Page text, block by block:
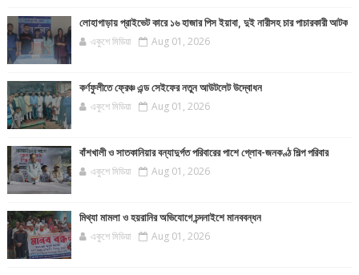
লোহাগাড়ায় প্রাইভেট কারে ১৬ হাজার পিস ইয়াবা, দুই নারীসহ চার পাচারকারী আটক
একুশে মিডিয়া Aug 01, 2026
কর্ণফুলীতে ফ্রেঞ্চ এন্ড সেইফের নতুন আউটলেট উদ্বোধন
একুশে মিডিয়া Aug 01, 2026
বাঁশখালী ও সাতকানিয়ার বন্যাদুর্গত পরিবারের পাশে গ্লোব-জনকণ্ঠ শিল্প পরিবার
একুশে মিডিয়া Aug 01, 2026
মিথ্যা মামলা ও হয়রানির অভিযোগে চন্দনাইশে মানববন্ধন
একুশে মিডিয়া Aug 01, 2026